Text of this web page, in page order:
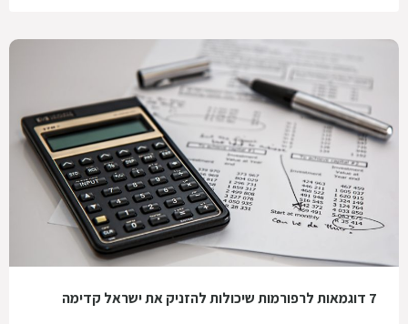
7 דוגמאות לרפורמות שיכולות להזניק את ישראל קדימה